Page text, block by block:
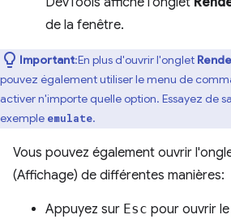
de la fenêtre.
Important:En plus d'ouvrir l'onglet
pouvez également utiliser le menu de
activer n'importe quelle option. Essayez de
exemple emulate.
Vous pouvez également ouvrir
(Affichage) de différentes manières:
Appuyez sur Esc pour ouvrir